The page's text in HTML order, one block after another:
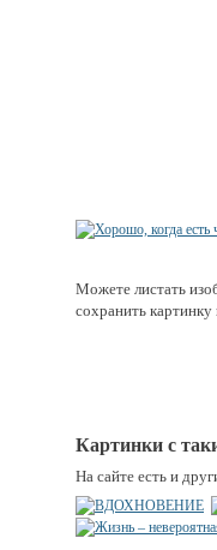
Можете листать
сохранить картинку
Картинки с
На сайте есть и